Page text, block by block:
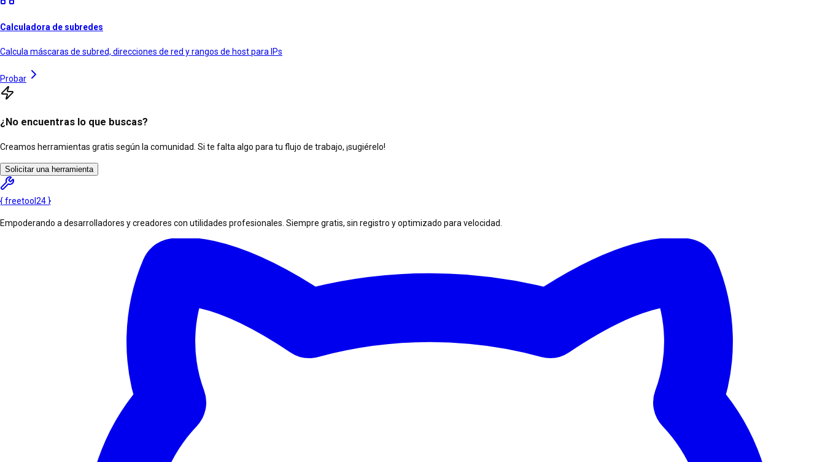
Calculadora de subredes
Calcula máscaras de subred, direcciones de red y rangos de host para IPs
Probar
¿No encuentras lo que buscas?
Creamos herramientas gratis según la comunidad. Si te falta algo para tu flujo de trabajo, ¡sugiérelo!
Solicitar una herramienta
{freetool 24 }
Empoderando a desarrolladores y creadores con utilidades profesionales. Siempre gratis, sin registro y optimizado para velocidad.